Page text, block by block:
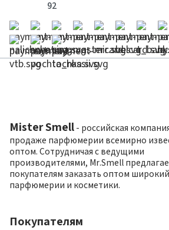
92
Mister Smell - российская
продаже парфюмерии всемирно
оптом. Сотрудничая с ведущими
производителями, Mr.Smell
покупателям заказать оптом
парфюмерии и косметики.
Покупателям